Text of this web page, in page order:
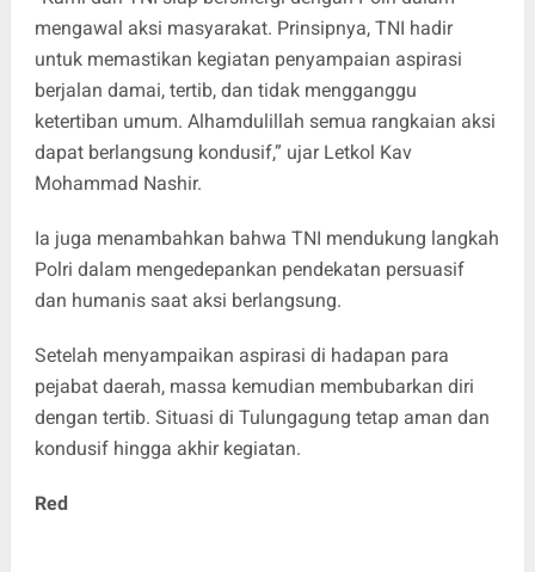
mengawal aksi masyarakat. Prinsipnya, TNI hadir
untuk memastikan kegiatan penyampaian aspirasi
berjalan damai, tertib, dan tidak mengganggu
ketertiban umum. Alhamdulillah semua rangkaian aksi
dapat berlangsung kondusif,” ujar Letkol Kav
Mohammad Nashir.
Ia juga menambahkan bahwa TNI mendukung langkah
Polri dalam mengedepankan pendekatan persuasif
dan humanis saat aksi berlangsung.
Setelah menyampaikan aspirasi di hadapan para
pejabat daerah, massa kemudian membubarkan diri
dengan tertib. Situasi di Tulungagung tetap aman dan
kondusif hingga akhir kegiatan.
Red